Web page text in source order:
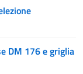
DM 176 e griglia